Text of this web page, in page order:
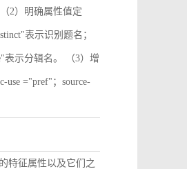
2）明确属性值定
表示识别题名；
表示分辑名。 （3）增
use ="pref"；source-
特征属性以及它们之